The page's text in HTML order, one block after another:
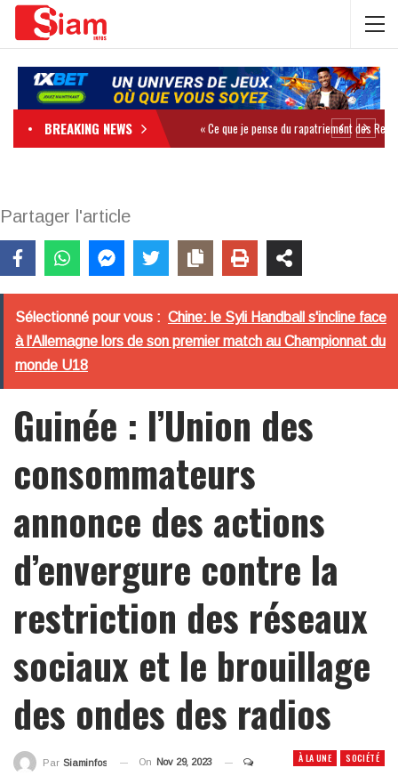
BREAKING NEWS
Partager l'article
Sélectionné pour vous : Chine: le Syli Handball s'incline face
à l'Allemagne lors de son premier match au Championnat du
monde U18
Guinée : l’Union des
consommateurs
annonce des actions
d’envergure contre la
restriction des réseaux
sociaux et le brouillage
des ondes des radios
À LA UNE SOCIÉTÉ
Par Siaminfos On Nov 29, 2023